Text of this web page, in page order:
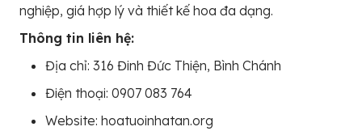
nghiệp, giá hợp lý và thiết kế hoa đa dạng.
Thông tin liên hệ:
Địa chỉ: 316 Đinh Đức Thiện, Bình Chánh
Điện thoại: 0907 083 764
Website: hoatuoinhatan.org